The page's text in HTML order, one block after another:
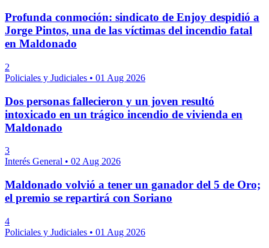
Profunda conmoción: sindicato de Enjoy despidió a
Jorge Pintos, una de las víctimas del incendio fatal
en Maldonado
2
Policiales y Judiciales • 01 Aug 2026
Dos personas fallecieron y un joven resultó
intoxicado en un trágico incendio de vivienda en
Maldonado
3
Interés General • 02 Aug 2026
Maldonado volvió a tener un ganador del 5 de Oro;
el premio se repartirá con Soriano
4
Policiales y Judiciales • 01 Aug 2026